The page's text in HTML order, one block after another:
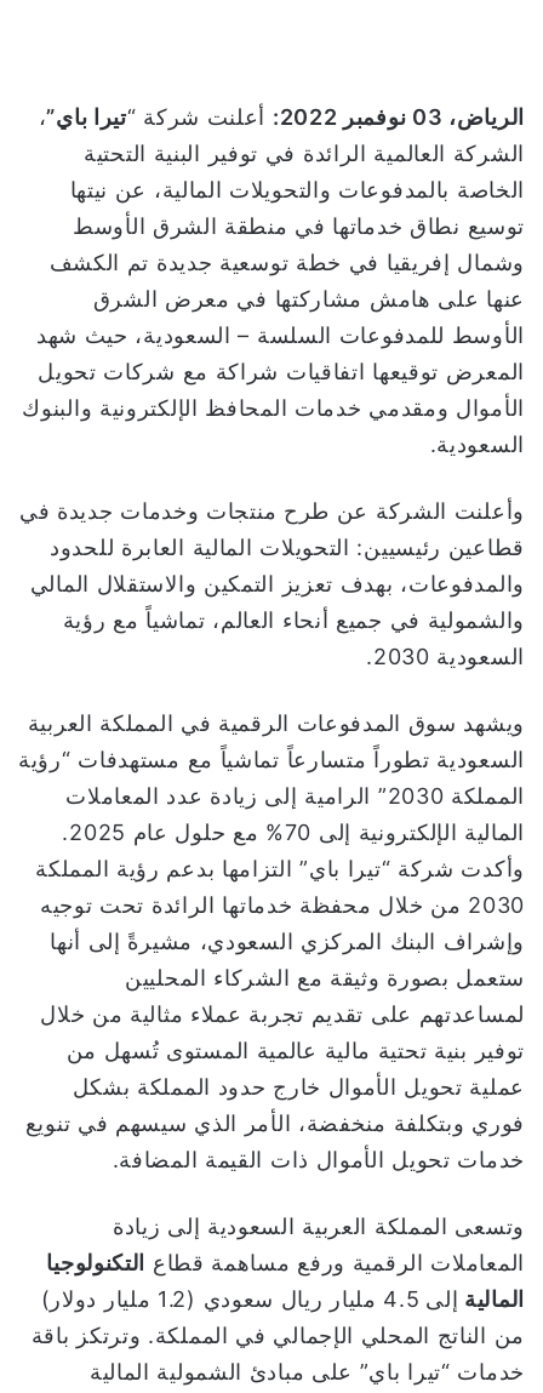
الرياض، 03 نوفمبر 2022: أعلنت شركة “تيرا باي”،
الشركة العالمية الرائدة في توفير البنية التحتية
الخاصة بالمدفوعات والتحويلات المالية، عن نيتها
توسيع نطاق خدماتها في منطقة الشرق الأوسط
وشمال إفريقيا في خطة توسعية جديدة تم الكشف
عنها على هامش مشاركتها في معرض الشرق
الأوسط للمدفوعات السلسة – السعودية، حيث شهد
المعرض توقيعها اتفاقيات شراكة مع شركات تحويل
الأموال ومقدمي خدمات المحافظ الإلكترونية والبنوك
السعودية.
وأعلنت الشركة عن طرح منتجات وخدمات جديدة في
قطاعين رئيسيين: التحويلات المالية العابرة للحدود
والمدفوعات، بهدف تعزيز التمكين والاستقلال المالي
والشمولية في جميع أنحاء العالم، تماشياً مع رؤية
السعودية 2030.
ويشهد سوق المدفوعات الرقمية في المملكة العربية
السعودية تطوراً متسارعاً تماشياً مع مستهدفات “رؤية
المملكة 2030” الرامية إلى زيادة عدد المعاملات
المالية الإلكترونية إلى 70% مع حلول عام 2025.
وأكدت شركة “تيرا باي” التزامها بدعم رؤية المملكة
2030 من خلال محفظة خدماتها الرائدة تحت توجيه
وإشراف البنك المركزي السعودي، مشيرةً إلى أنها
ستعمل بصورة وثيقة مع الشركاء المحليين
لمساعدتهم على تقديم تجربة عملاء مثالية من خلال
توفير بنية تحتية مالية عالمية المستوى تُسهل من
عملية تحويل الأموال خارج حدود المملكة بشكل
فوري وبتكلفة منخفضة، الأمر الذي سيسهم في تنويع
خدمات تحويل الأموال ذات القيمة المضافة.
وتسعى المملكة العربية السعودية إلى زيادة
المعاملات الرقمية ورفع مساهمة قطاع
التكنولوجيا
المالية إلى
4.5 مليار ريال سعودي (1.2 مليار دولار)
من الناتج المحلي الإجمالي في المملكة. وترتكز باقة
خدمات “تيرا باي” على مبادئ الشمولية المالية